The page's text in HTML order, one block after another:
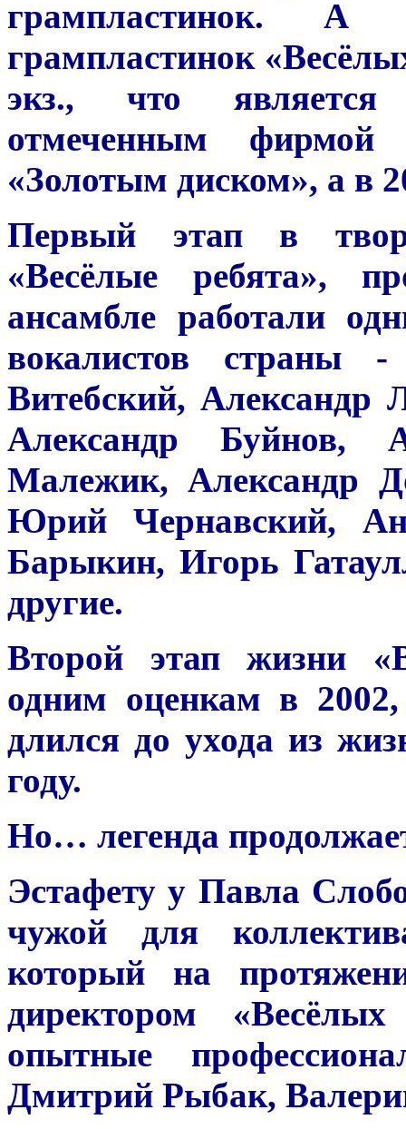
грампластинок. А
грампластинок
экз., что является
отмеченным
«Золотым диском», а в
Первый этап в
«Весёлые ребята»,
ансамбле работали
вокалистов страны
Витебский, Александр
Александр Буйнов,
Малежик, Александр
Юрий Чернавский,
Барыкин, Игорь
другие.
Второй этап жизни
одним оценкам в
длился до ухода из
году.
Но… легенда
Эстафету у Павла
чужой для
который на
директором
опытные
Дмитрий Рыбак,